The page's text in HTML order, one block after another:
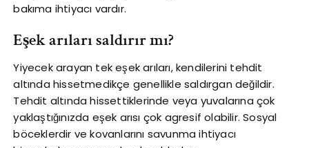
bakıma ihtiyacı vardır.
Eşek arıları saldırır mı?
Yiyecek arayan tek eşek arıları, kendilerini tehdit
altında hissetmedikçe genellikle saldırgan değildir.
Tehdit altında hissettiklerinde veya yuvalarına çok
yaklaştığınızda eşek arısı çok agresif olabilir. Sosyal
böceklerdir ve kovanlarını savunma ihtiyacı